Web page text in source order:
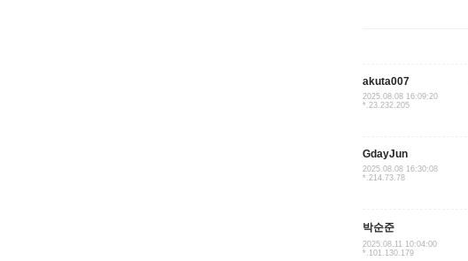
akuta007
2025.08.08 16:09:20
*.23.232.205
GdayJun
2025.08.08 16:30:08
*.214.73.78
박순준
2025.08.11 10:04:00
*.101.130.179